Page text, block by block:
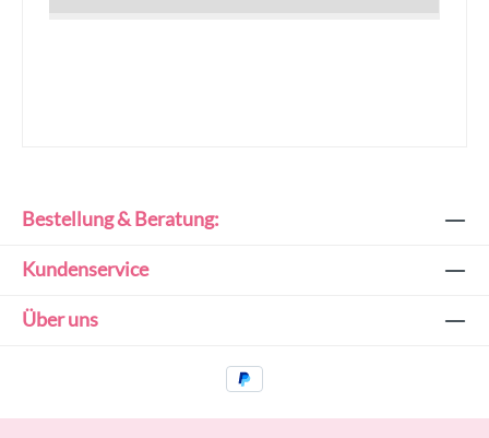
Bestellung & Beratung:
Kundenservice
Über uns